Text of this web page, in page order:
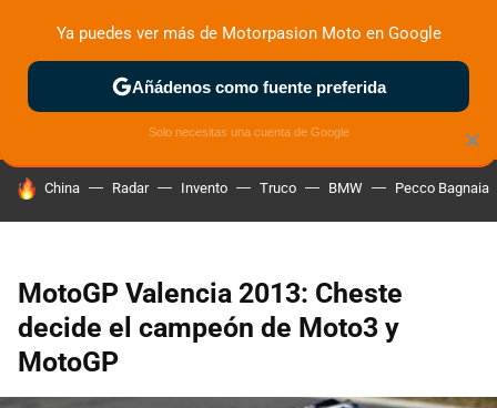
ZONA DE PRUEBAS DEPORTIVAS MOTOS ELÉCTRICAS
HOY SE HABLA DE
China Radar Invento Truco BMW Pecco Bagnaia
MotoGP Valencia 2013: Cheste
decide el campeón de Moto3 y
MotoGP
×
Ya puedes ver más de Motorpasion Moto en Google
Añádenos como fuente preferida
Solo necesitas una cuenta de Google